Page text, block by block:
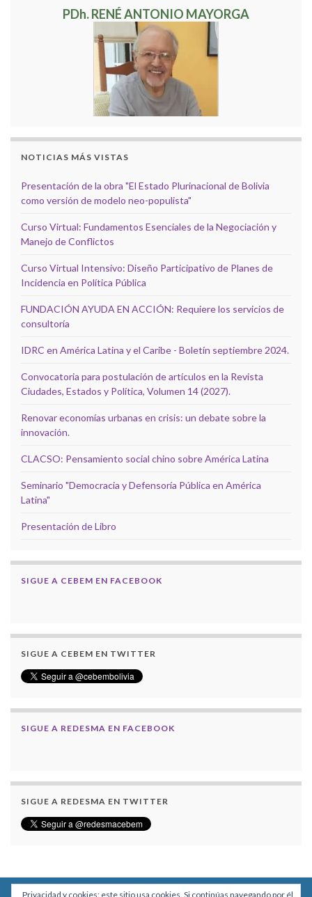
PDh. RENÉ ANTONIO MAYORGA
NOTICIAS MÁS VISTAS
Presentación de la obra "El Estado Plurinacional de Bolivia
como versión de modelo neo-populista"
Curso Virtual: Fundamentos Esenciales de la Negociación y
Manejo de Conflictos
Curso Virtual Intensivo: Diseño Participativo de Planes de
Incidencia en Política Pública
FUNDACIÓN AYUDA EN ACCIÓN: Requiere los servicios de
consultoría
IDRC en América Latina y el Caribe - Boletín septiembre 2024.
Convocatoria para postulación de artículos en la Revista
Ciudades, Estados y Política, Volumen 14 (2027).
Renovar economías urbanas en crisis: un debate sobre la
innovación.
CLACSO: Pensamiento social chino sobre América Latina
Seminario "Democracia y Defensoría Pública en América
Latina"
Presentación de Libro
SIGUE A CEBEM EN FACEBOOK
SIGUE A CEBEM EN TWITTER
SIGUE A REDESMA EN FACEBOOK
SIGUE A REDESMA EN TWITTER
Privacidad y cookies: este sitio usa cookies. Si continúas navegando por él,